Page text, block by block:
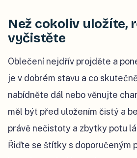
Než cokoliv uložíte,
vyčistěte
Oblečení nejdřív projděte a
je v dobrém stavu a co
nabídněte dál nebo věnujte
měl být před uložením čistý a
právě nečistoty a zbytky potu
Řiďte se štítky s doporučeným